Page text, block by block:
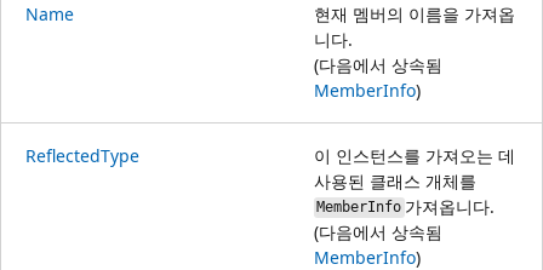
Name
현재 멤버의 이름을 가져옵
니다.
(다음에서 상속됨
MemberInfo)
ReflectedType
이 인스턴스를 가져오는 데
사용된 클래스 개체를
MemberInfo 가져옵니다.
(다음에서 상속됨
MemberInfo)